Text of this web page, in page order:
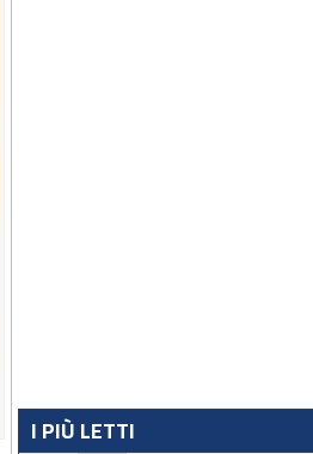
I PIÙ LETTI